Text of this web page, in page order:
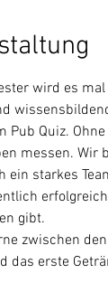
wird es
Pub Quiz.
messen. Wir
ein starkes
gibt.
zwischen
das erste